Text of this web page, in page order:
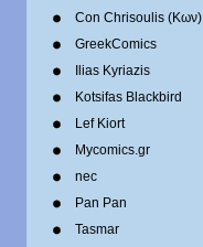
Con Chrisoulis (Κων)
GreekComics
Ilias Kyriazis
Kotsifas Blackbird
Lef Kiort
Mycomics.gr
nec
Pan Pan
Tasmar